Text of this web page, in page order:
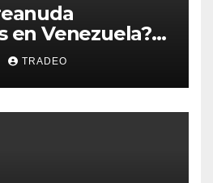
en Venezuela?
enciende el
TRADEO